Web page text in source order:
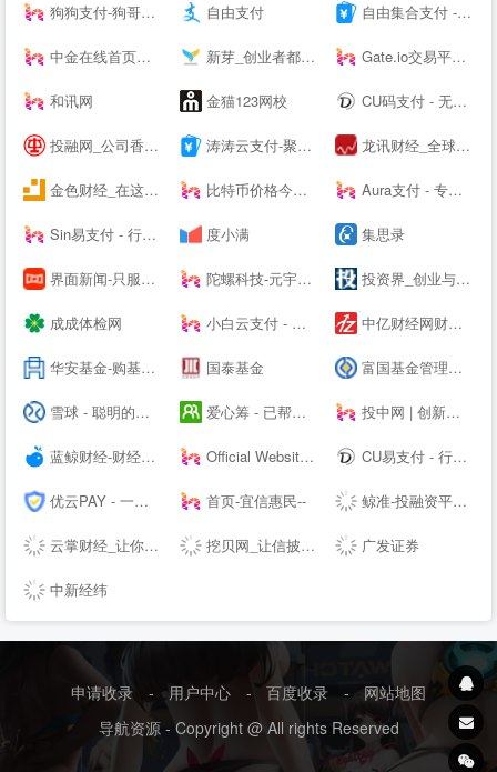
狗狗支付-狗哥之国 自由支付 自由集合支付 - 行业领先的免签约支付平台
中金在线首页：财经 _ 股票 _ 证券 _ 金融 _ 财经-- 新芽_创业者都关注的资本聚集地 Gate.io交易平台--
和讯网 金猫123网校 CU码支付 - 无需担心第三方跑路 资金无托管直接到账 免费帮助个人实现支付免签对接
投融网_公司香港上市_港股IPO_赴港上市_企业项目投融资服务平台 涛涛云支付-聚合易支付 - 行业领先的免签约支付平台 龙讯财经_全球大宗商品_黄金_原油_外汇_股市资讯平台
金色财经_在这里，读懂区块链 比特币价格今日行情_BTC价格走势_比特币价格 - 风信子 Aura支付 - 专业支付技术服务商 - 支付接口-三方支付接口-四方支付接口！
Sin易支付 - 行业领先的免签约支付平台 度小满 集思录
界面新闻-只服务于独立思考的人群-Jiemian.com 陀螺科技-元宇宙数字产业服务平台 投资界_创业与投资资讯平台
成成体检网 小白云支付 - 行业领先的免签约支付平台 中亿财经网财经门户
华安基金-购基费率0.1折起|金牛基金公司 国泰基金 富国基金管理有限公司
雪球 - 聪明的投资者都在这里 爱心筹 - 已帮近60万大病家庭筹到救命钱-筹款多，到账快！ 投中网 | 创新经济的智识、洞见和未来
蓝鲸财经-财经信息服务平台 Official Website | Home | World-renowned digital asset management tool, supporting Bitcoin, Ethereum, EOS, Co--os, and other blockchains. CU易支付 - 行业领先的免签约支付平台
优云PAY - 一个专业的码支付平台 首页-宜信惠民-- 鲸准-投融资平台，极速融资，帮助创业者寻找天使投资人
云掌财经_让你更懂投资 挖贝网_让信披更及时 广发证券
中新经纬
申请收录 - 用户中心 - 百度收录 -
网站地图
导航资源 - Copyright @ All rights Reserved